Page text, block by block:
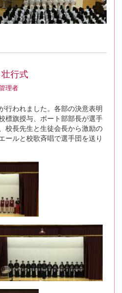
行式
理者
行われました。各部の決意表明
標旗授与、ボート部部長が選手
校長先生と生徒会長から激励の
ールと校歌斉唱で選手団を送り